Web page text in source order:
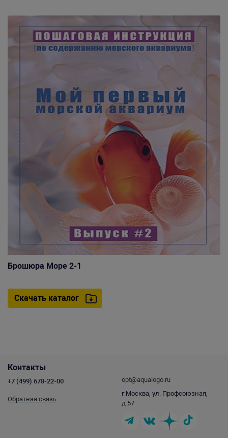
Брошюра Море 2-1
Скачать каталог
Контакты
+7 (499) 678-22-00
Обратная связь
opt@aqualogo.ru
г.Москва, ул. Профсоюзная,
д.57